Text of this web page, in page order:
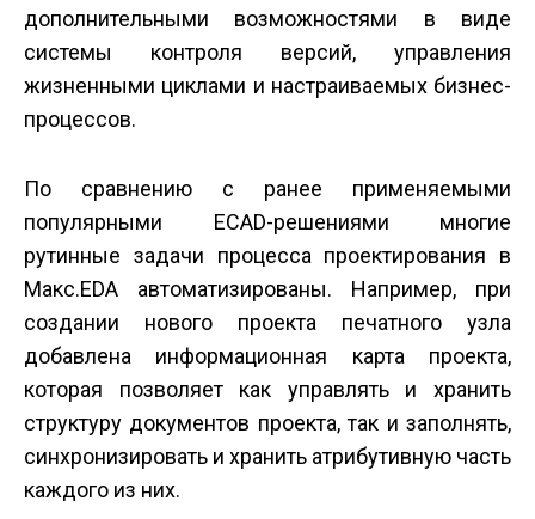
дополнительными возможностями в виде
системы контроля версий, управления
жизненными циклами и настраиваемых бизнес-
процессов.
По сравнению с ранее применяемыми
популярными ECAD-решениями многие
рутинные задачи процесса проектирования в
Макс.EDA автоматизированы. Например, при
создании нового проекта печатного узла
добавлена информационная карта проекта,
которая позволяет как управлять и хранить
структуру документов проекта, так и заполнять,
синхронизировать и хранить атрибутивную часть
каждого из них.